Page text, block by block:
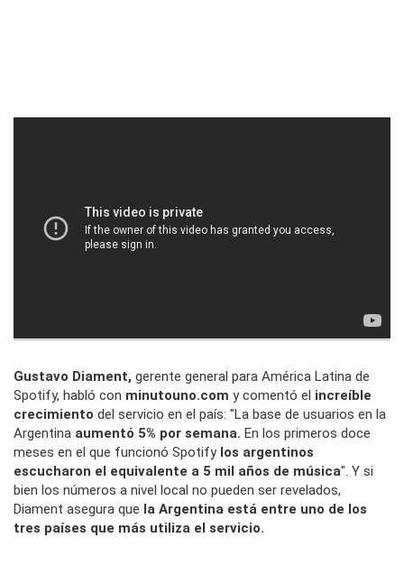
Gustavo Diament, gerente general para América Latina de
Spotify, habló con minutouno.com y comentó el increíble
crecimiento del servicio en el país: "La base de usuarios en la
Argentina aumentó 5% por semana. En los primeros doce
meses en el que funcionó Spotify los argentinos
escucharon el equivalente a 5 mil años de música". Y si
bien los números a nivel local no pueden ser revelados,
Diament asegura que la Argentina está entre uno de los
tres países que más utiliza el servicio.